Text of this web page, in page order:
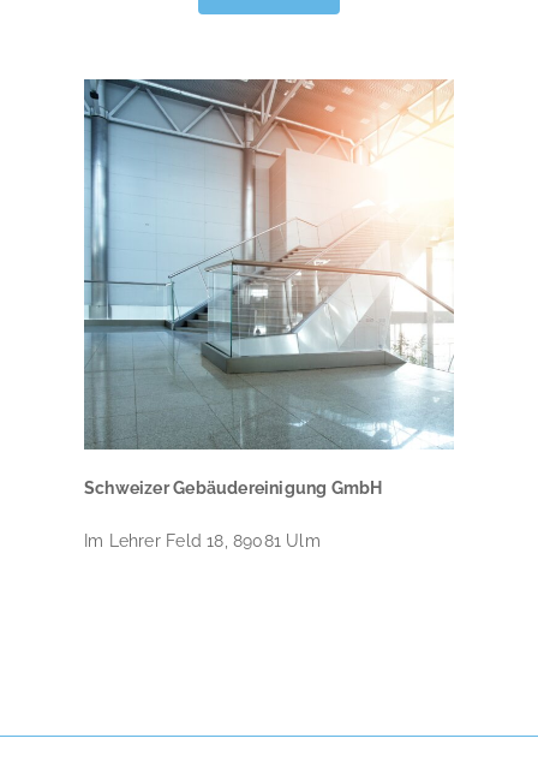
Schweizer Gebäudereinigung GmbH
Im Lehrer Feld 18, 89081 Ulm